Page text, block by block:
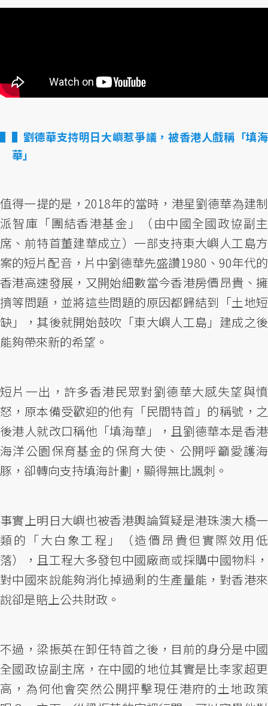
▌劉德華支持明日大嶼惹爭議，被香港人戲稱「填海
華」
值得一提的是，2018年的當時，港星劉德華為建制
派智庫「團結香港基金」（由中國全國政協副主
席、前特首董建華成立）一部支持東大嶼人工島方
案的短片配音，片中劉德華先盛讚1980、90年代的
香港高速發展，又開始細數當今香港房價昂貴、擁
擠等問題，並將這些問題的原因都歸結到「土地短
缺」，其後就開始鼓吹「東大嶼人工島」建成之後
能夠帶來新的希望。
短片一出，許多香港民眾對劉德華大感失望與憤
怒，原本備受歡迎的他有「民間特首」的稱號，之
後港人就改口稱他「填海華」，且劉德華本是香港
海洋公園保育基金的保育大使、公開呼籲愛護海
豚，卻轉向支持填海計劃，顯得無比諷刺。
事實上明日大嶼也被香港輿論質疑是港珠澳大橋一
類的「大白象工程」（造價昂貴但實際效用低
落），且工程大多發包中國廠商或採購中國物料，
對中國來說能夠消化掉過剩的生產量能，對香港來
說卻是賠上公共財政。
不過，梁振英在卸任特首之後，目前的身分是中國
全國政協副主席，在中國的地位其實是比李家超更
高，為何他會突然公開抨擊現任港府的土地政策